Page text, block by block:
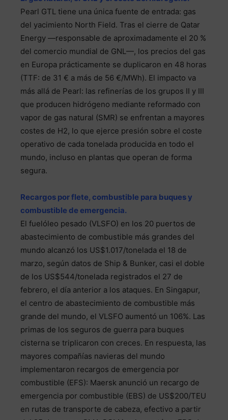
Pearl GTL tiene una única fuente de entrada: gas
del yacimiento North Field. Tras el cierre de Qatar
Energy —responsable de aproximadamente el 20 %
del comercio mundial de GNL—, los precios del gas
en Europa prácticamente se duplicaron en 48 horas
(TTF: de 31 € a más de 56 €/MWh). El impacto va
más allá de Pearl: las refinerías de los grupos II y III
que producen hidrógeno mediante reformado con
vapor de gas natural (SMR) se enfrentan a mayores
costes de H2, lo que ejerce presión sobre el coste
operativo de cada tonelada producida en todo el
mundo, incluso en plantas que operan de forma
segura.
Recargos por flete, combustible para buques y
combustible de emergencia.
El fuelóleo pesado (VLSFO) en los 20 puertos de
abastecimiento de combustible más grandes del
mundo alcanzó los US$1.017/tonelada el 18 de
marzo, según datos de Ship & Bunker, casi el doble
de los US$544/tonelada registrados el 27 de
febrero, el día anterior a los ataques. En Singapur,
el centro de abastecimiento de combustible más
grande del mundo, el VLSFO aumentó un 106%. Las
primas de los seguros de guerra para buques
cisterna se triplicaron con creces. En respuesta, las
mayores compañías navieras del mundo
implementaron recargos de emergencia por
combustible (EFS): Maersk anunció un recargo de
emergencia por combustible (EBS) de US$200/TEU
en rutas de transporte de cabeza, efectivo a partir